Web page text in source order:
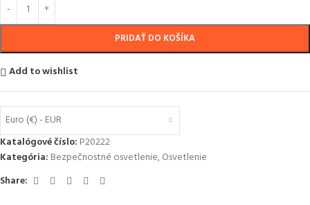
PRIDAŤ DO KOŠÍKA
Add to wishlist
Euro (€) - EUR
Katalógové číslo: P20222
Kategória: Bezpečnostné osvetlenie,Osvetlenie
Share: